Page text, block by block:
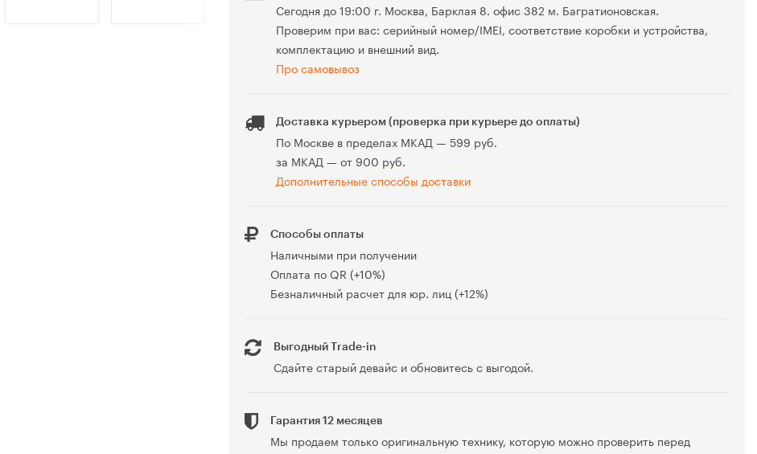
Сегодня до 19:00 г. Москва, Барклая 8. офис 382 м. Багратионовская.
Проверим при вас: серийный номер/IMEI, соответствие коробки и устройства,
комплектацию и внешний вид.
Про самовывоз
Доставка курьером (проверка при курьере до оплаты)
По Москве в пределах МКАД — 599 руб.
за МКАД — от 900 руб.
Дополнительные способы доставки
Способы оплаты
Наличными при получении
Оплата по QR (+10%)
Безналичный расчет для юр. лиц (+12%)
Выгодный Trade-in
Сдайте старый девайс и обновитесь с выгодой.
Гарантия 12 месяцев
Мы продаем только оригинальную технику, которую можно проверить перед